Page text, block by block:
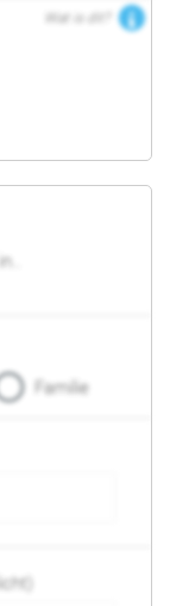
Wat is dit?
Familie